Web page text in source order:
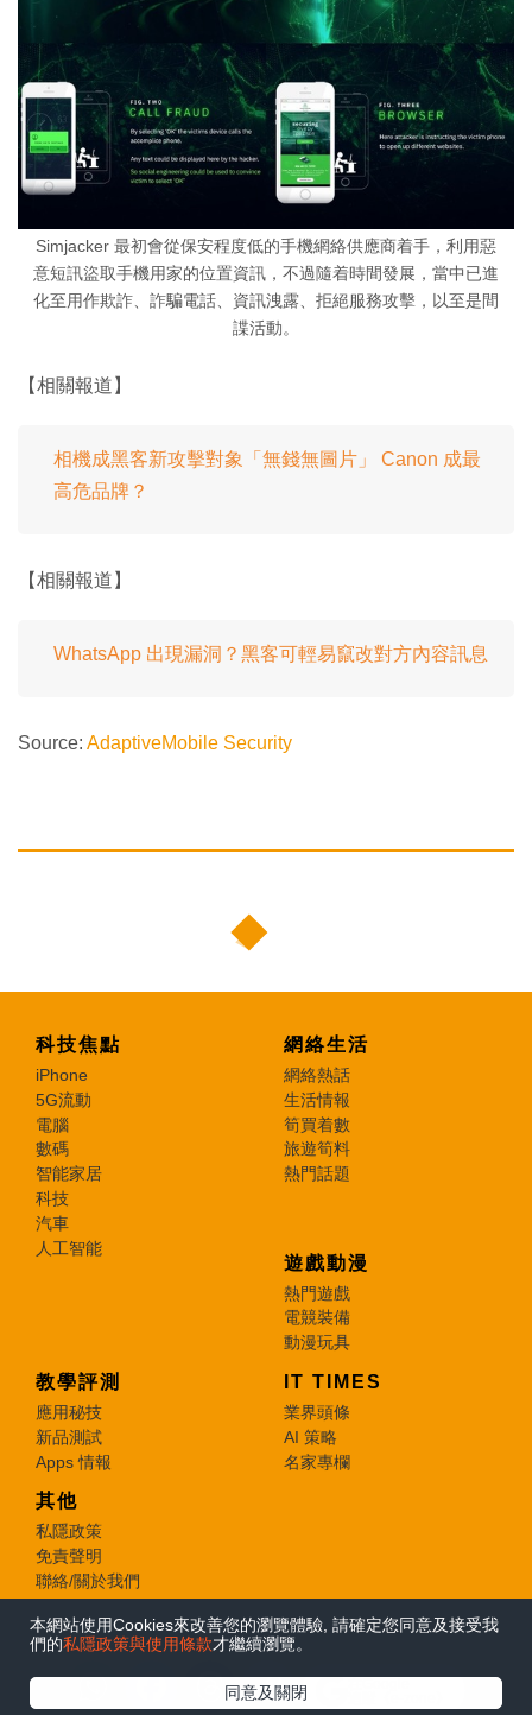
本網站使用Cookies來改善您的瀏覽體驗, 請確定您同意及接受我
們的私隱政策與使用條款才繼續瀏覽。
同意及關閉
Simjacker 最初會從保安程度低的手機網絡供應商着手，利用惡
意短訊盜取手機用家的位置資訊，不過隨着時間發展，當中已進
化至用作欺詐、詐騙電話、資訊洩露、拒絕服務攻擊，以至是間
諜活動。
【相關報道】
相機成黑客新攻擊對象「無錢無圖片」 Canon 成最
高危品牌？
【相關報道】
WhatsApp 出現漏洞？黑客可輕易竄改對方內容訊息
Source: AdaptiveMobile Security
科技焦點
iPhone
5G流動
電腦
數碼
智能家居
科技
汽車
人工智能
網絡生活
網絡熱話
生活情報
筍買着數
旅遊筍料
熱門話題
遊戲動漫
熱門遊戲
電競裝備
動漫玩具
教學評測
應用秘技
新品測試
Apps 情報
IT TIMES
業界頭條
AI 策略
名家專欄
其他
私隱政策
免責聲明
聯絡/關於我們
© 2026 e-zone. All Rights Reserved.